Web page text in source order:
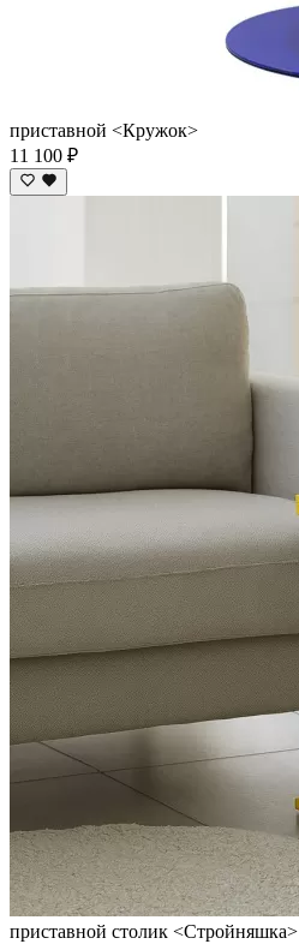
приставной <Кружок>
11 100 ₽
приставной столик <Cтройняшка>